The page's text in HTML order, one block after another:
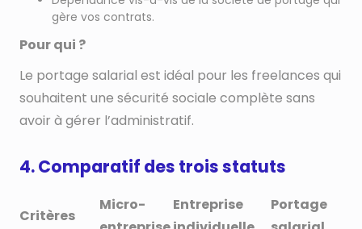
gère vos contrats.
Pour qui ?
Le portage salarial est idéal pour les freelances qui
souhaitent une sécurité sociale complète sans
avoir à gérer l’administratif.
4. Comparatif des trois statuts
Critères
Micro-
Entreprise
Portage